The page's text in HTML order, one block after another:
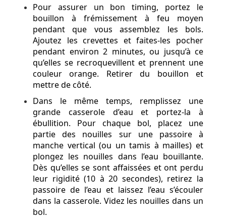
Pour assurer un bon timing, portez le
bouillon à frémissement à feu moyen
pendant que vous assemblez les bols.
Ajoutez les crevettes et faites-les pocher
pendant environ 2 minutes, ou jusqu’à ce
qu’elles se recroquevillent et prennent une
couleur orange. Retirer du bouillon et
mettre de côté.
Dans le même temps, remplissez une
grande casserole d’eau et portez-la à
ébullition. Pour chaque bol, placez une
partie des nouilles sur une passoire à
manche vertical (ou un tamis à mailles) et
plongez les nouilles dans l’eau bouillante.
Dès qu’elles se sont affaissées et ont perdu
leur rigidité (10 à 20 secondes), retirez la
passoire de l’eau et laissez l’eau s’écouler
dans la casserole. Videz les nouilles dans un
bol.